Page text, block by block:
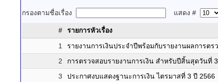
กรองตามชื่อเรื่อง แสดง #
#
รายการหัวเรื่อง
1
รายงานการเงินประจำปีพร้อมกับรายงานผลการต
2
การตรวจสอบรายงานการเงิน สำหรับปีสิ้นสุดวันที่
3
ประกาศงบแสดงฐานะการเงิน ไตรมาสที่ 3 ปี 2566